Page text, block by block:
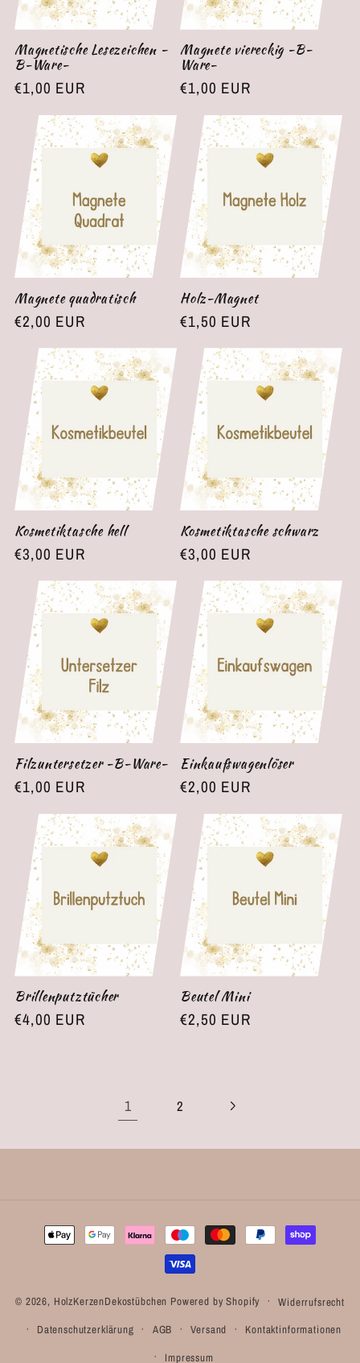
Magnetische Lesezeichen -
B-Ware-
Normaler
Preis
€1,00 EUR
Magnete viereckig -B-
Ware-
Normaler
Preis
€1,00 EUR
Magnete quadratisch
Normaler
Preis
€2,00 EUR
Holz-Magnet
Normaler
Preis
€1,50 EUR
Kosmetiktasche hell
Normaler
Preis
€3,00 EUR
Kosmetiktasche schwarz
Normaler
Preis
€3,00 EUR
Filzuntersetzer -B-Ware-
Normaler
€1,00 EUR
Einkaufswagenlöser
Normaler
€2,00 EUR
Brillenputztücher
Normaler
€4,00 EUR
Beutel Mini
Normaler
€2,50 EUR
1 2
Zahlungsmethoden
© 2026, HolzKerzenDekostübchen Powered by Shopify
Widerrufsrecht
Datenschutzerklärung
AGB Versand
Kontaktinformationen
Impressum